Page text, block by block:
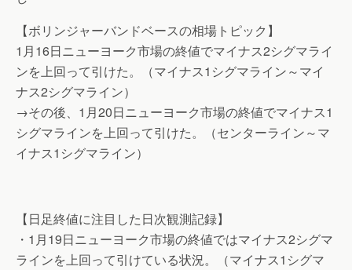
【ボリンジャーバンドベースの相場トピック】
1月16日ニューヨーク市場の終値でマイナス2シグマライ
ンを上回って引けた。（マイナス1シグマライン～マイ
ナス2シグマライン）
→その後、1月20日ニューヨーク市場の終値でマイナス1
シグマラインを上回って引けた。（センターライン～マ
イナス1シグマライン）
【日足終値に注目した日次観測記録】
・1月19日ニューヨーク市場の終値ではマイナス2シグマ
ラインを上回って引けている状況。（マイナス1シグマ